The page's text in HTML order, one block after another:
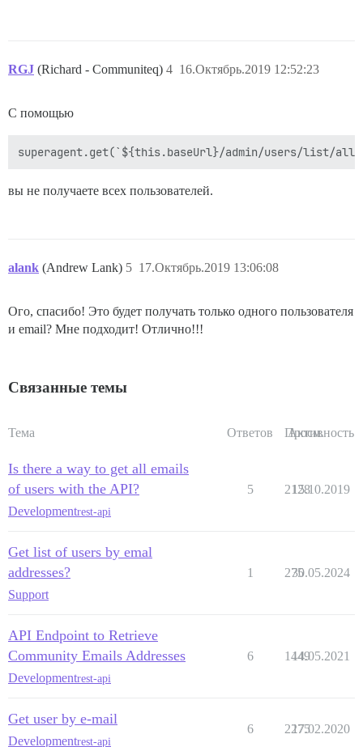
RGJ (Richard - Communiteq) 16.Октябрь.2019 12:52:23
4
С помощью
вы не получаете всех пользователей.
alank (Andrew Lank) 17.Октябрь.2019 13:06:08
5
Ого, спасибо! Это будет получать только одного пользователя
и email? Мне подходит! Отлично!!!
Связанные темы
Тема Ответов Просм.
Активность
Is there a way to get all emails
of users with the API?
Developmentrest-api
5 2128
15.10.2019
Get list of users by emal
addresses?
Support
1 275
30.05.2024
API Endpoint to Retrieve
Community Emails Addresses
Developmentrest-api
6 1449
14.05.2021
Get user by e-mail
Developmentrest-api
6 2275
17.02.2020